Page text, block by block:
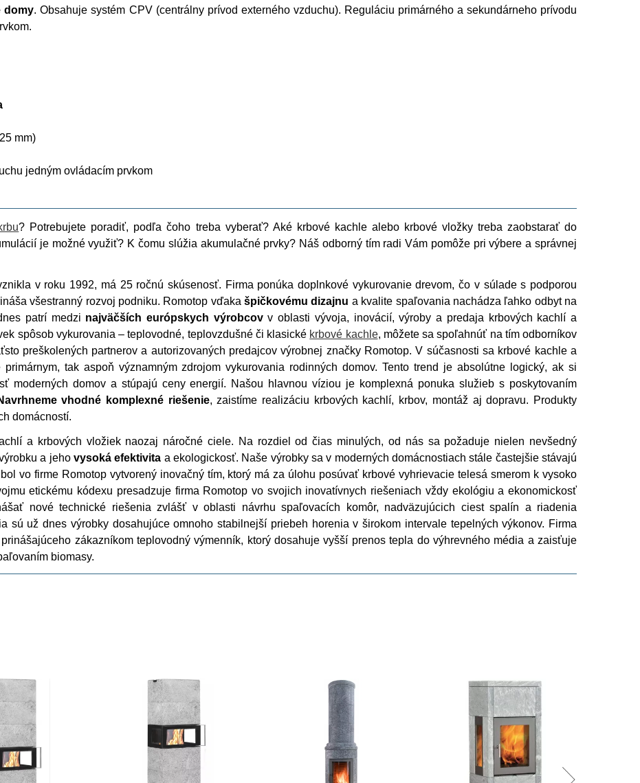
domy. Obsahuje systém CPV (centrálny prívod externého vzduchu). Reguláciu primárného a sekundárneho prívodu
mm)
jedným ovládacím prvkom
? Potrebujete poradiť, podľa čoho treba vyberať? Aké krbové kachle alebo krbové vložky treba zaobstarať do
je možné využiť? K čomu slúžia akumulačné prvky? Náš odborný tím radi Vám pomôže pri výbere a správnej
v roku 1992, má 25 ročnú skúsenosť. Firma ponúka doplnkové vykurovanie drevom, čo v súlade s podporou
všestranný rozvoj podniku. Romotop vďakašpičkovému dizajnu a kvalite spaľovania nachádza ľahko odbyt na
patrí medzi najväčších európskych výrobcovv oblasti vývoja, inovácií, výroby a predaja krbových kachlí a
spôsob vykurovania – teplovodné, teplovzdušné či klasické krbové kachle, môžete sa spoľahnúť na tím odborníkov
preškolených partnerov a autorizovaných predajcov výrobnej značky Romotop. V súčasnosti sa krbové kachle a
tak aspoň významným zdrojom vykurovania rodinných domov. Tento trend je absolútne logický, ak si
moderných domov a stúpajú ceny energií. Našou hlavnou víziou je komplexná ponuka služieb s poskytovaním
vhodné komplexné riešenie, zaistíme realizáciu krbových kachlí, krbov, montáž aj dopravu. Produkty
domácností.
a krbových vložiek naozaj náročné ciele. Na rozdiel od čias minulých, od nás sa požaduje nielen nevšedný
a jeho vysoká efektivita a ekologickosť. Naše výrobky sa v moderných domácnostiach stále častejšie stávajú
vo firme Romotop vytvorený inovačný tím, ktorý má za úlohu posúvať krbové vyhrievacie telesá smerom k vysoko
etickému kódexu presadzuje firma Romotop vo svojich inovatívnych riešeniach vždy ekológiu a ekonomickosť
nové technické riešenia zvlášť v oblasti návrhu spaľovacích komôr, nadväzujúcich ciest spalín a riadenia
sú už dnes výrobky dosahujúce omnoho stabilnejší priebeh horenia v širokom intervale tepelných výkonov. Firma
zákazníkom teplovodný výmenník, ktorý dosahuje vyšší prenos tepla do výhrevného média a zaisťuje
biomasy.